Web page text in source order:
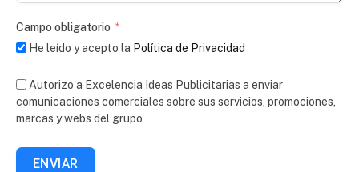
Campo obligatorio
He leído y acepto la Política de Privacidad
Autorizo a Excelencia Ideas Publicitarias a enviar
comunicaciones comerciales sobre sus servicios, promociones,
marcas y webs del grupo
ENVIAR